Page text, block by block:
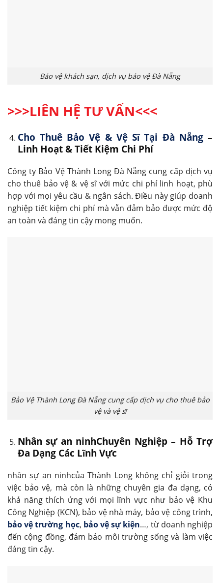
Bảo vệ khách sạn, dịch vụ bảo vệ Đà Nẵng
>>>LIÊN HỆ TƯ VẤN<<<
Cho Thuê Bảo Vệ & Vệ Sĩ Tại Đà Nẵng–
Linh Hoạt & Tiết Kiệm Chi Phí
Công ty Bảo Vệ Thành Long Đà Nẵng cung cấp dịch vụ
cho thuê bảo vệ & vệ sĩ với mức chi phí linh hoạt, phù
hợp với mọi yêu cầu & ngân sách. Điều này giúp doanh
nghiệp tiết kiệm chi phí mà vẫn đảm bảo được mức độ
an toàn và đáng tin cậy mong muốn.
Bảo Vệ Thành Long Đà Nẵng cung cấp dịch vụ cho thuê bảo
vệ và vệ sĩ
Nhân sự an ninhChuyên Nghiệp – Hỗ Trợ
Đa Dạng Các Lĩnh Vực
nhân sự an ninhcủa Thành Long không chỉ giỏi trong
việc bảo vệ, mà còn là những chuyên gia đa dạng, có
khả năng thích ứng với mọi lĩnh vực như bảo vệ Khu
Công Nghiệp (KCN), bảo vệ nhà máy, bảo vệ công trình,
bảo vệ trường học, bảo vệ sự kiện…, từ doanh nghiệp
đến cộng đồng, đảm bảo môi trường sống và làm việc
đáng tin cậy.